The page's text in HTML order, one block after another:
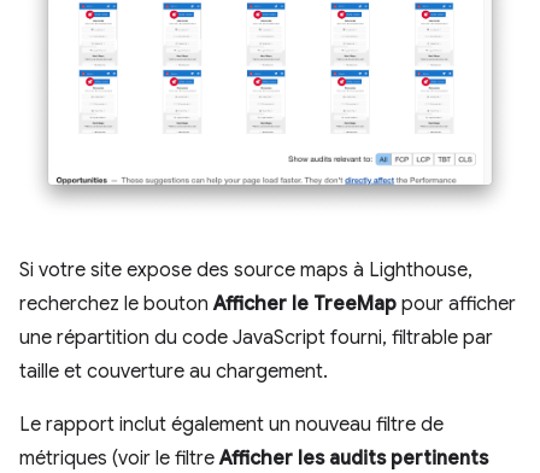
Si votre site expose des source maps à Lighthouse,
recherchez le boutonAfficher le TreeMap pour afficher
une répartition du code JavaScript fourni, filtrable par
taille et couverture au chargement.
Le rapport inclut également un nouveau filtre de
métriques (voir le filtreAfficher les audits pertinents